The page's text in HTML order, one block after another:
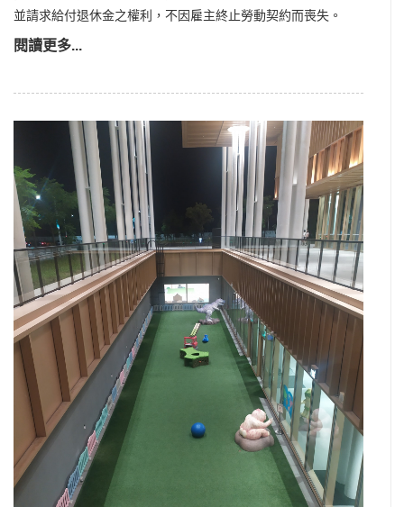
並請求給付退休金之權利，不因雇主終止勞動契約而喪失。
閱讀更多...